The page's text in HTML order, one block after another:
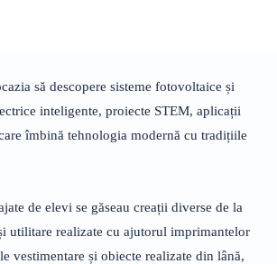
să descopere sisteme fotovoltaice și
inteligente, proiecte STEM, aplicații
îmbină tehnologia modernă cu tradițiile
de elevi se găseau creații diverse de la
utilitare realizate cu ajutorul imprimantelor
vestimentare și obiecte realizate din lână,